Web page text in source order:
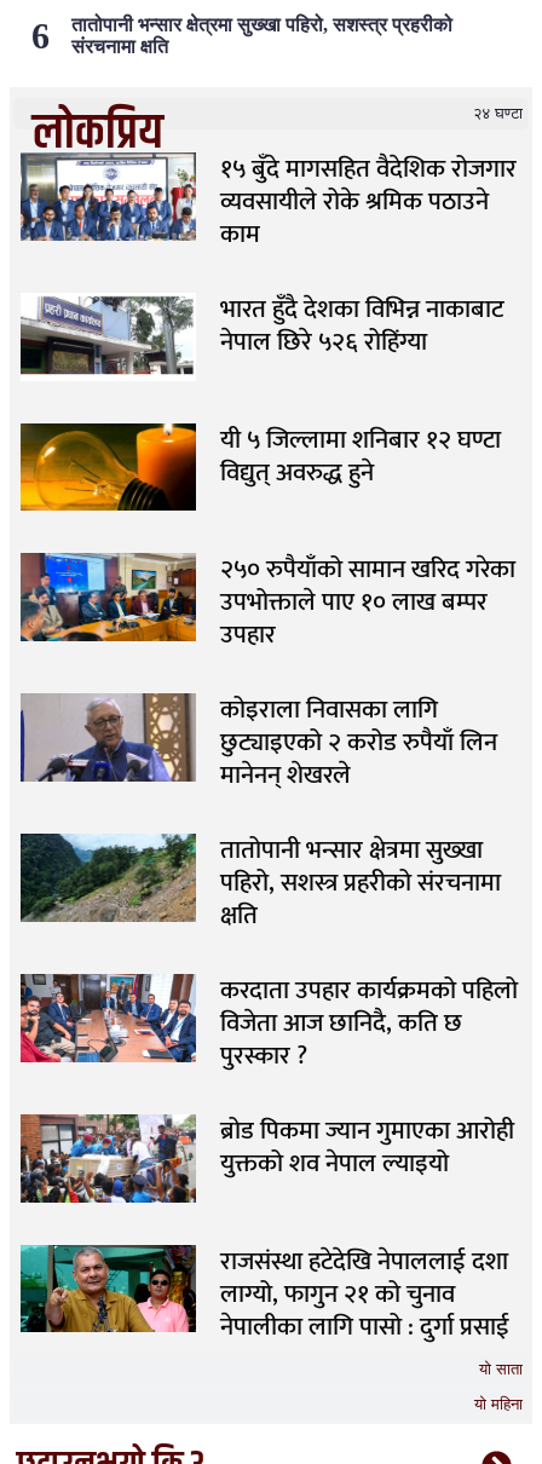
तातोपानी भन्सार क्षेत्रमा सुख्खा पहिरो, सशस्त्र प्रहरीको
संरचनामा क्षति
लोकप्रिय २४ घण्टा
यो साता
यो महिना
१५ बुँदे मागसहित वैदेशिक रोजगार
व्यवसायीले रोके श्रमिक पठाउने
काम
भारत हुँदै देशका विभिन्न नाकाबाट
नेपाल छिरे ५२६ रोहिंग्या
यी ५ जिल्लामा शनिबार १२ घण्टा
विद्युत् अवरुद्ध हुने
२५० रुपैयाँको सामान खरिद गरेका
उपभोक्ताले पाए १० लाख बम्पर
उपहार
कोइराला निवासका लागि
छुट्याइएको २ करोड रुपैयाँ लिन
मानेनन् शेखरले
तातोपानी भन्सार क्षेत्रमा सुख्खा
पहिरो, सशस्त्र प्रहरीको संरचनामा
क्षति
करदाता उपहार कार्यक्रमको पहिलो
विजेता आज छानिदै, कति छ
पुरस्कार ?
ब्रोड पिकमा ज्यान गुमाएका आरोही
युक्तको शव नेपाल ल्याइयो
राजसंस्था हटेदेखि नेपाललाई दशा
लाग्यो, फागुन २१ को चुनाव
नेपालीका लागि पासो : दुर्गा प्रसाई